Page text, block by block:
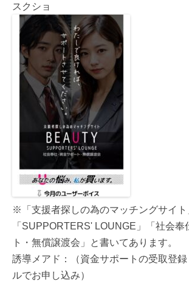
スクショ
※「支援者探しの為のマッチングサイト
「SUPPORTERS' LOUNGE」「社会奉
ト・無償譲渡会」と書いてあります。
誘導メアド：（資金サポートの受取登
ルでお申し込み）